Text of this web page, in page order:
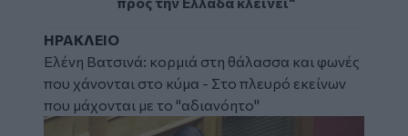
ΗΡΑΚΛΕΙΟ
Ελένη Βατσινά: κορμιά στη θάλασσα και φωνές
που χάνονται στο κύμα - Στο πλευρό εκείνων
που μάχονται με το "αδιανόητο"
Image